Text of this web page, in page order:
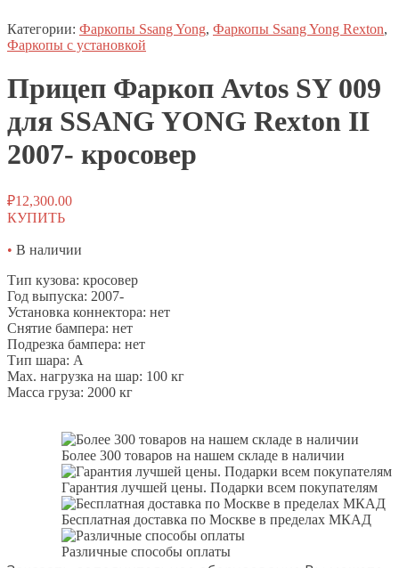
Категории: Фаркопы Ssang Yong, Фаркопы Ssang Yong Rexton,
Фаркопы с установкой
Прицеп Фаркоп Avtos SY 009
для SSANG YONG Rexton II
2007- кросовер
₽12,300.00
КУПИТЬ
• В наличии
Тип кузова: кросовер
Год выпуска: 2007-
Установка коннектора: нет
Снятие бампера: нет
Подрезка бампера: нет
Тип шара: A
Мах. нагрузка на шар: 100 кг
Масса груза: 2000 кг
Более 300 товаров на нашем складе в наличии
Гарантия лучшей цены. Подарки всем покупателям
Бесплатная доставка по Москве в пределах МКАД
Различные способы оплаты